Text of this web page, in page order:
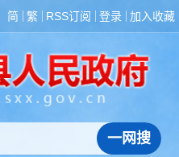
简 繁 RSS订阅 登录 加入收藏